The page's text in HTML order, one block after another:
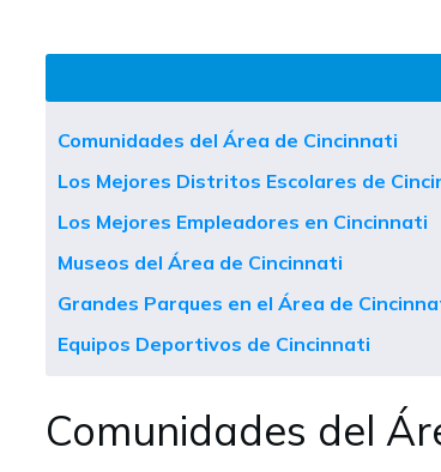
Comunidades del Área de Cincinnati
Los Mejores Distritos Escolares de
Los Mejores Empleadores en Cincinnati
Museos del Área de Cincinnati
Grandes Parques en el Área de
Equipos Deportivos de Cincinnati
Comunidades del